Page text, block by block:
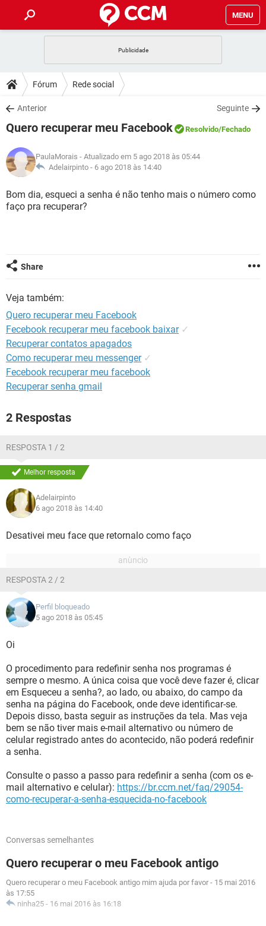
MENU
CELULAR
OUTLOOK
INSTAGRAM GMAIL
GUIA DE COMPRAS
DICAS
JOGOS
INSTAGRAM GMAIL
GUIA DE COMPRAS
DOWNLOADS
JOGOS WHATSAPP
CELULAR
OUTLOOK EXCEL
INSTAGRAM GMAIL
GUIA DE COMPRAS
FÓRUM
JOGOS WHATSAPP
CELULAR
OUTLOOK EXCEL
GLOSSÁRIO
JOGOS WHATSAPP
CELULAR
GUIA DE COMPRAS
Fórum Rede social
Anterior Seguinte
Quero recuperar meu Facebook Resolvido/Fechado
PaulaMorais - Atualizado em 5 ago 2018 às 05:44
Adelairpinto - 6 ago 2018 às 14:40
Bom dia, esqueci a senha é não tenho mais o número como
faço pra recuperar?
Share
Veja também:
Quero recuperar meu Facebook
Fecebook recuperar meu facebook baixar ✓
Recuperar contatos apagados
Como recuperar meu messenger ✓
Fecebook recuperar meu facebook
Recuperar senha gmail
2 Respostas
RESPOSTA 1 / 2
Melhor resposta
Adelairpinto
6 ago 2018 às 14:40
Desativei meu face que retornalo como faço
RESPOSTA 2 / 2
Perfil bloqueado
5 ago 2018 às 05:45
Oi
O procedimento para redefinir senha nos programas é
sempre o mesmo. A única coisa que você deve fazer é, clicar
em Esqueceu a senha?, ao lado, ou abaixo, do campo da
senha na página do Facebook, onde deve identificar-se.
Depois disso, basta seguir as instruções da tela. Mas veja
bem se não tiver mais e-mail alternativo ou número de
celular registrado antes do acontecido, não poderá redefinir
a senha.
Consulte o passo a passo para redefinir a senha (com os e-
mail alternativo e celular): https://br.ccm.net/faq/29054-
como-recuperar-a-senha-esquecida-no-facebook
Conversas semelhantes
Quero recuperar o meu Facebook antigo
Quero recuperar o meu Facebook antigo mim ajuda por favor - 15 mai 2016
às 17:55
ninha25 - 16 mai 2016 às 16:18